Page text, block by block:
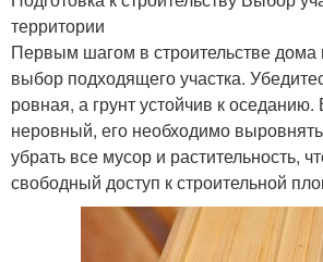
территории
Первым шагом в строительстве дома
выбор подходящего участка.
ровная, а грунт устойчив к оседанию.
неровный, его необходимо
убрать все мусор и растительность,
свободный доступ к строительной